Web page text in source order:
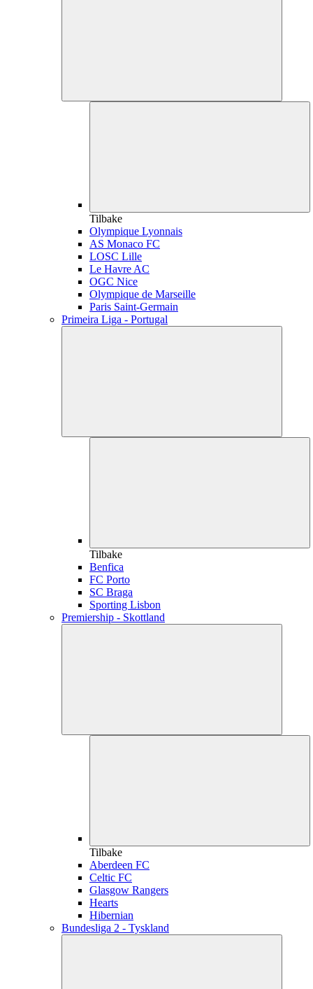
Tilbake
Olympique Lyonnais
AS Monaco FC
LOSC Lille
Le Havre AC
OGC Nice
Olympique de Marseille
Paris Saint-Germain
Primeira Liga - Portugal
Tilbake
Benfica
FC Porto
SC Braga
Sporting Lisbon
Premiership - Skottland
Tilbake
Aberdeen FC
Celtic FC
Glasgow Rangers
Hearts
Hibernian
Bundesliga 2 - Tyskland